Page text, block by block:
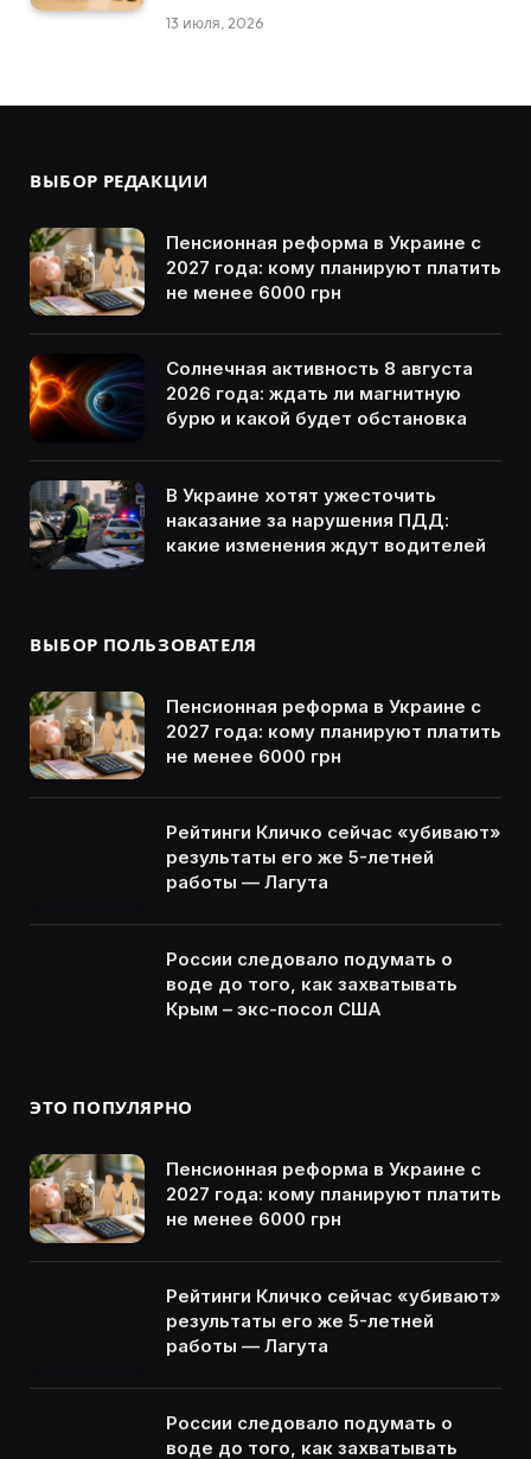
13 июля, 2026
ВЫБОР РЕДАКЦИИ
Пенсионная реформа в Украине с
2027 года: кому планируют платить
не менее 6000 грн
Солнечная активность 8 августа
2026 года: ждать ли магнитную
бурю и какой будет обстановка
В Украине хотят ужесточить
наказание за нарушения ПДД:
какие изменения ждут водителей
ВЫБОР ПОЛЬЗОВАТЕЛЯ
Пенсионная реформа в Украине с
2027 года: кому планируют платить
не менее 6000 грн
Рейтинги Кличко сейчас «убивают»
результаты его же 5-летней
работы — Лагута
России следовало подумать о
воде до того, как захватывать
Крым – экс-посол США
ЭТО ПОПУЛЯРНО
Пенсионная реформа в Украине с
2027 года: кому планируют платить
не менее 6000 грн
Рейтинги Кличко сейчас «убивают»
результаты его же 5-летней
работы — Лагута
России следовало подумать о
воде до того, как захватывать